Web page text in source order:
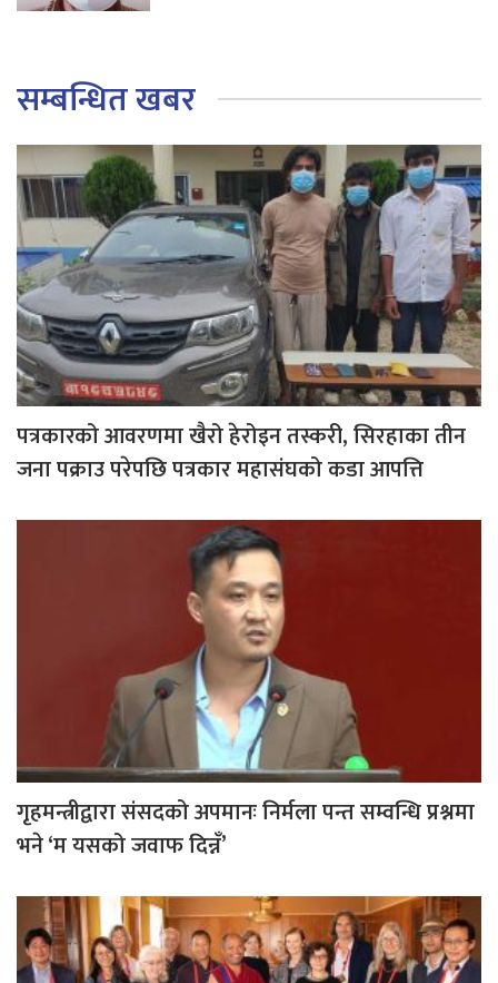
सम्बन्धित खबर
पत्रकारको आवरणमा खैरो हेरोइन तस्करी, सिरहाका तीन
जना पक्राउ परेपछि पत्रकार महासंघको कडा आपत्ति
गृहमन्त्रीद्वारा संसदको अपमानः निर्मला पन्त सम्वन्धि प्रश्नमा
भने ‘म यसको जवाफ दिन्नँ’